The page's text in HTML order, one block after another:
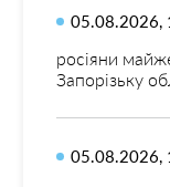
05.08.2026,
росіяни
Запорізьку
05.08.2026,